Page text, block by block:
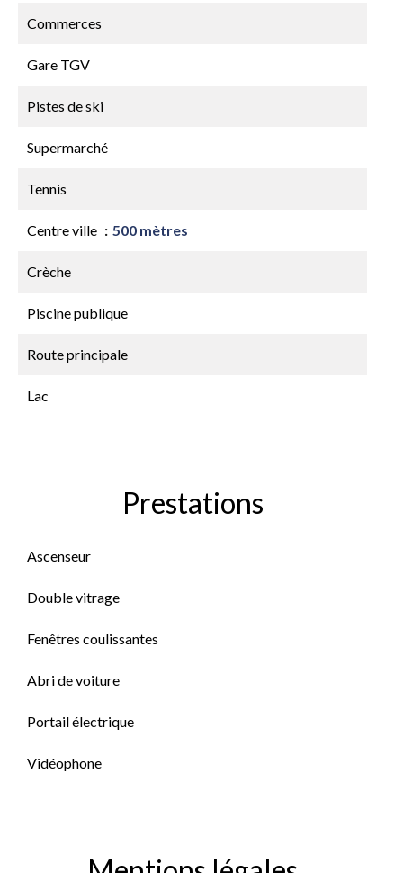
Commerces
Gare TGV
Pistes de ski
Supermarché
Tennis
Centre ville 500 mètres
Crèche
Piscine publique
Route principale
Lac
Prestations
Ascenseur
Double vitrage
Fenêtres coulissantes
Abri de voiture
Portail électrique
Vidéophone